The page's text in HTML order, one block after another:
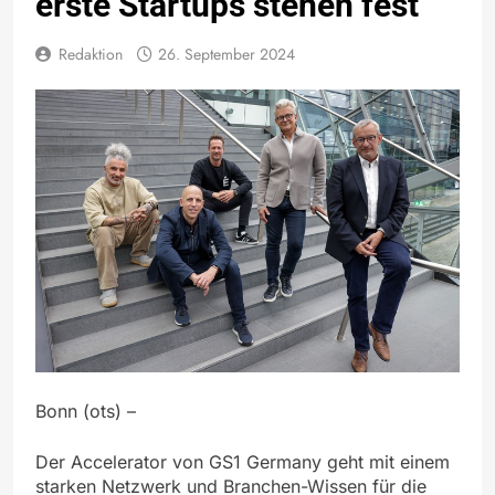
Redaktion 26. September 2024
Bonn (ots) –
Der Accelerator von GS1 Germany geht mit einem
starken Netzwerk und Branchen-Wissen für die